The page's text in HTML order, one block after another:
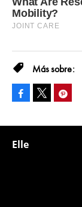
Facebook
Elle